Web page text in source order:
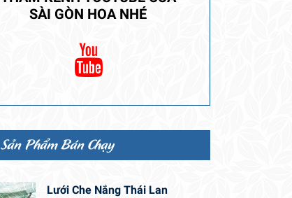
SÀI GÒN HOA NHÉ
Sản Phẩm Bán Chạy
Lưới Che Nắng Thái Lan